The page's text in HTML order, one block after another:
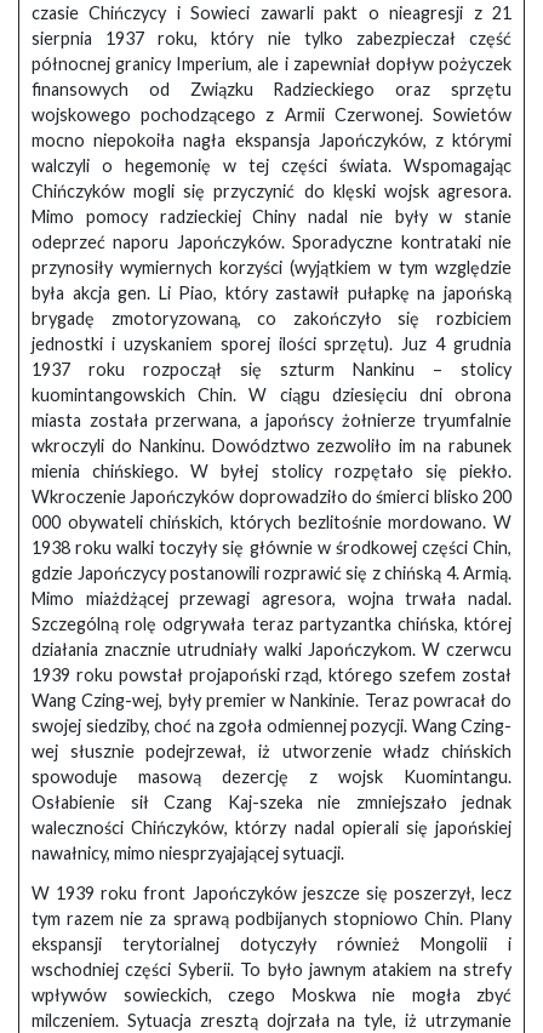
czasie Chińczycy i Sowieci zawarli pakt o nieagresji z 21
sierpnia 1937 roku, który nie tylko zabezpieczał część
północnej granicy Imperium, ale i zapewniał dopływ pożyczek
finansowych od Związku Radzieckiego oraz sprzętu
wojskowego pochodzącego z Armii Czerwonej. Sowietów
mocno niepokoiła nagła ekspansja Japończyków, z którymi
walczyli o hegemonię w tej części świata. Wspomagając
Chińczyków mogli się przyczynić do klęski wojsk agresora.
Mimo pomocy radzieckiej Chiny nadal nie były w stanie
odeprzeć naporu Japończyków. Sporadyczne kontrataki nie
przynosiły wymiernych korzyści (wyjątkiem w tym względzie
była akcja gen. Li Piao, który zastawił pułapkę na japońską
brygadę zmotoryzowaną, co zakończyło się rozbiciem
jednostki i uzyskaniem sporej ilości sprzętu). Juz 4 grudnia
1937 roku rozpoczął się szturm Nankinu – stolicy
kuomintangowskich Chin. W ciągu dziesięciu dni obrona
miasta została przerwana, a japońscy żołnierze tryumfalnie
wkroczyli do Nankinu. Dowództwo zezwoliło im na rabunek
mienia chińskiego. W byłej stolicy rozpętało się piekło.
Wkroczenie Japończyków doprowadziło do śmierci blisko 200
000 obywateli chińskich, których bezlitośnie mordowano. W
1938 roku walki toczyły się głównie w środkowej części Chin,
gdzie Japończycy postanowili rozprawić się z chińską 4. Armią.
Mimo miażdżącej przewagi agresora, wojna trwała nadal.
Szczególną rolę odgrywała teraz partyzantka chińska, której
działania znacznie utrudniały walki Japończykom. W czerwcu
1939 roku powstał projapoński rząd, którego szefem został
Wang Czing-wej, były premier w Nankinie. Teraz powracał do
swojej siedziby, choć na zgoła odmiennej pozycji. Wang Czing-
wej słusznie podejrzewał, iż utworzenie władz chińskich
spowoduje masową dezercję z wojsk Kuomintangu.
Osłabienie sił Czang Kaj-szeka nie zmniejszało jednak
waleczności Chińczyków, którzy nadal opierali się japońskiej
nawałnicy, mimo niesprzyajającej sytuacji.
W 1939 roku front Japończyków jeszcze się poszerzył, lecz
tym razem nie za sprawą podbijanych stopniowo Chin. Plany
ekspansji terytorialnej dotyczyły również Mongolii i
wschodniej części Syberii. To było jawnym atakiem na strefy
wpływów sowieckich, czego Moskwa nie mogła zbyć
milczeniem. Sytuacja zresztą dojrzała na tyle, iż utrzymanie